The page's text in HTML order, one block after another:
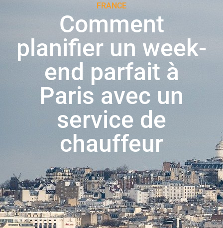
FRANCE
Comment
planifier un week-
end parfait à
Paris avec un
service de
chauffeur